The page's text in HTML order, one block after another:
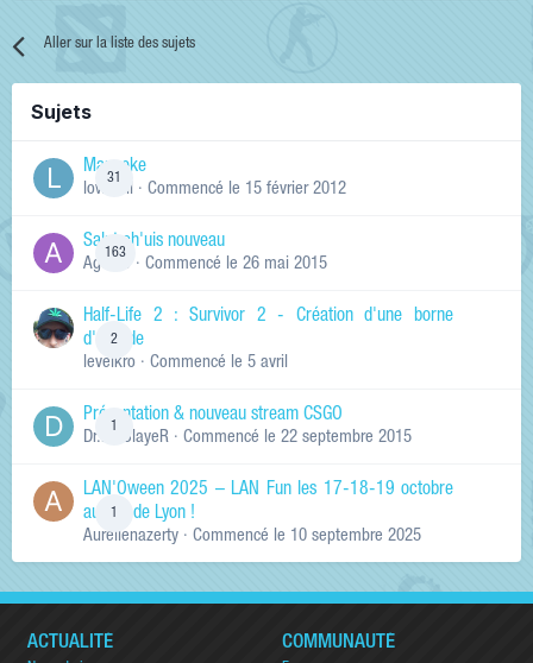
Aller sur la liste des sujets
Sujets
31
Manneke
lowskill · Commencé le 15 février 2012
163
Salut ch'uis nouveau
Ag0Nie · Commencé le 26 mai 2015
2
Half-Life 2 : Survivor 2 - Création d'une borne
d'arcade
levelkro · Commencé le 5 avril
Présentation & nouveau stream CSGO
Dr.KinSlayeR · Commencé le 22 septembre 2015
LAN'Oween 2025 – LAN Fun les 17-18-19 octobre
au sud de Lyon !
Aurelienazerty · Commencé le 10 septembre 2025
ACTUALITÉ COMMUNAUTÉ